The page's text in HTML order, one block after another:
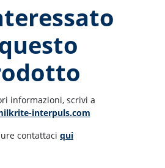
informazioni, scrivi a
interpuls.com
contattaci qui